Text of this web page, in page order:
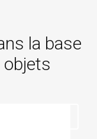
la base